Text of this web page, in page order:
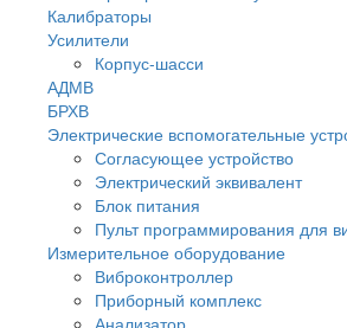
Калибраторы
Усилители
Корпус-шасси
АДМВ
БРХВ
Электрические вспомогательные
Согласующее устройство
Электрический эквивалент
Блок питания
Пульт программирования для
Измерительное оборудование
Виброконтроллер
Приборный комплекс
Анализатор